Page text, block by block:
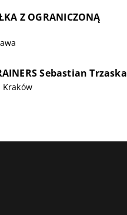
Z OGRANICZONĄ
Sebastian Trzaska
Kraków